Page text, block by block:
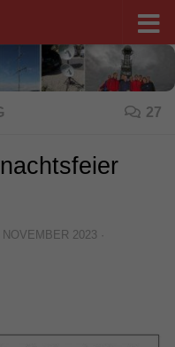
27
NOVEMBER 2023 ·